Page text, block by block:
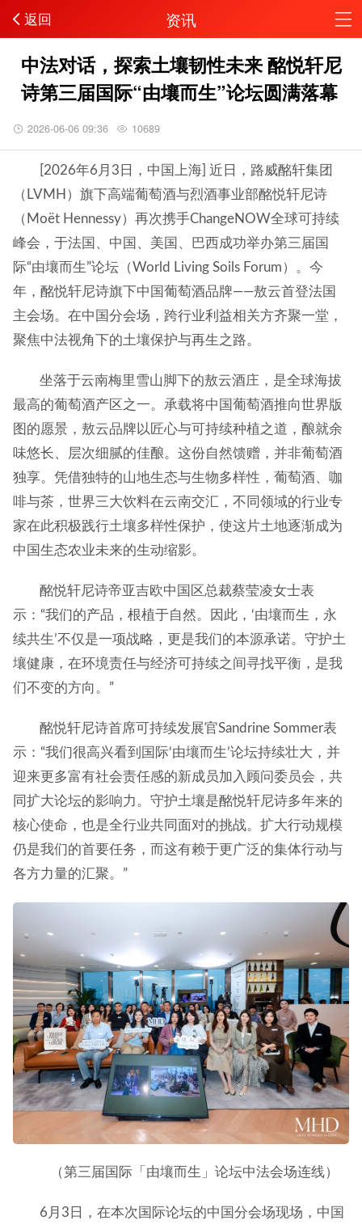
返回 资讯
中法对话，探索土壤韧性未来 酩悦轩尼
诗第三届国际“由壤而生”论坛圆满落幕
2026-06-06 09:36 10689
[2026年6月3日，中国上海] 近日，路威酩轩集团
（LVMH）旗下高端葡萄酒与烈酒事业部酩悦轩尼诗
（Moët Hennessy）再次携手ChangeNOW全球可持续
峰会，于法国、中国、美国、巴西成功举办第三届国
际“由壤而生”论坛（World Living Soils Forum）。今
年，酩悦轩尼诗旗下中国葡萄酒品牌——敖云首登法国
主会场。在中国分会场，跨行业利益相关方齐聚一堂，
聚焦中法视角下的土壤保护与再生之路。
坐落于云南梅里雪山脚下的敖云酒庄，是全球海拔
最高的葡萄酒产区之一。承载将中国葡萄酒推向世界版
图的愿景，敖云品牌以匠心与可持续种植之道，酿就余
味悠长、层次细腻的佳酿。这份自然馈赠，并非葡萄酒
独享。凭借独特的山地生态与生物多样性，葡萄酒、咖
啡与茶，世界三大饮料在云南交汇，不同领域的行业专
家在此积极践行土壤多样性保护，使这片土地逐渐成为
中国生态农业未来的生动缩影。
酩悦轩尼诗帝亚吉欧中国区总裁蔡莹凌女士表
示：“我们的产品，根植于自然。因此，‘由壤而生，永
续共生’不仅是一项战略，更是我们的本源承诺。守护土
壤健康，在环境责任与经济可持续之间寻找平衡，是我
们不变的方向。”
酩悦轩尼诗首席可持续发展官Sandrine Sommer表
示：“我们很高兴看到国际‘由壤而生’论坛持续壮大，并
迎来更多富有社会责任感的新成员加入顾问委员会，共
同扩大论坛的影响力。守护土壤是酩悦轩尼诗多年来的
核心使命，也是全行业共同面对的挑战。扩大行动规模
仍是我们的首要任务，而这有赖于更广泛的集体行动与
各方力量的汇聚。”
（第三届国际「由壤而生」论坛中法会场连线）
6月3日，在本次国际论坛的中国分会场现场，中国